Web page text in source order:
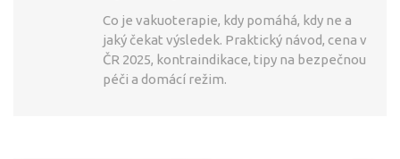
Co je vakuoterapie, kdy pomáhá, kdy ne a
jaký čekat výsledek. Praktický návod, cena v
ČR 2025, kontraindikace, tipy na bezpečnou
péči a domácí režim.